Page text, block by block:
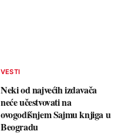
VESTI
Neki od najvećih izdavača
neće učestvovati na
ovogodišnjem Sajmu knjiga u
Beogradu